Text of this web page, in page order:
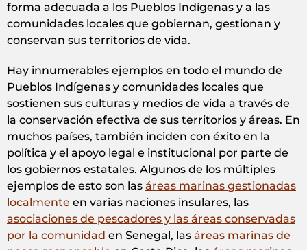
forma adecuada a los Pueblos Indígenas y a las
comunidades locales que gobiernan, gestionan y
conservan sus territorios de vida.
Hay innumerables ejemplos en todo el mundo de
Pueblos Indígenas y comunidades locales que
sostienen sus culturas y medios de vida a través de
la conservación efectiva de sus territorios y áreas. En
muchos países, también inciden con éxito en la
política y el apoyo legal e institucional por parte de
los gobiernos estatales. Algunos de los múltiples
ejemplos de esto son las áreas marinas gestionadas
localmente en varias naciones insulares, las
asociaciones de pescadores y las áreas conservadas
por la comunidad en Senegal, las áreas marinas de